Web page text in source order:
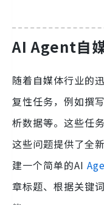
AI Agent自
随着自媒体行业的
复性任务，例如撰
析数据等。这些任
这些问题提供了全
建一个简单的AI
章标题、根据关键